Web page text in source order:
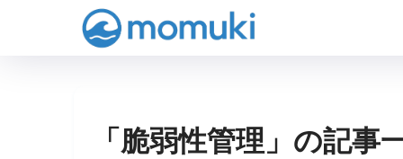
「脆弱性管理」の記事